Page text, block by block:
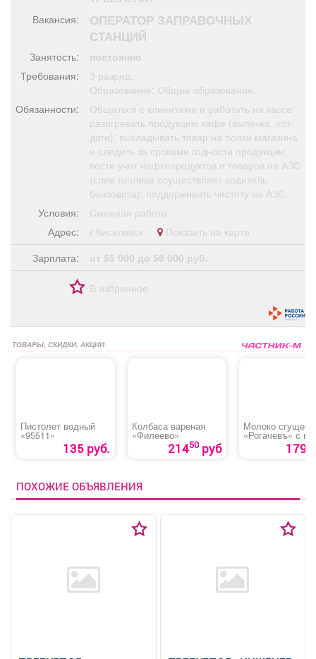
Поздравления Погода
Я - пенсионер
Вакансия:
ОПЕРАТОР ЗАПРАВОЧНЫХ
СТАНЦИЙ
Занятость:
постоянно
Требования:
3 разряд.
Образование: Общее образование.
Обязанности:
Общаться с клиентами и работать на кассе;
разогревать продукцию кафе (выпечка, хот-
доги); выкладывать товар на полки магазина
и следить за сроками годности продукции;
вести учет нефтепродуктов и товаров на АЗС
(слив топлива осуществляет водитель
бензовоза); поддерживать чистоту на АЗС.
Условия:
Сменная работа.
Адрес:
г Киселевск
Показать на карте
Зарплата:
от 55 000 до 58 000 руб.
В избранное
ТОВАРЫ, СКИДКИ, АКЦИИ
Пистолет водный
«95511»
135 руб.
Колбаса вареная
«Филеево»
21450руб
Молоко
«Рогачевъ» с
179
ПОХОЖИЕ ОБЪЯВЛЕНИЯ